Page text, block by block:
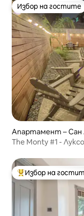
Избор на гостите
Избор на гостите
Апартамент –
The Monty #1 -
Най-популярен
Избор на